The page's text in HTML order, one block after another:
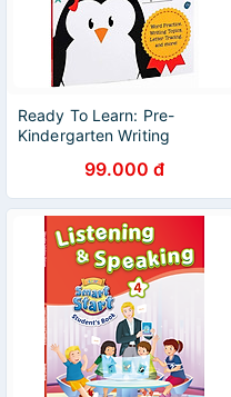
Ready To Learn: Pre-
Kindergarten Writing
99.000 đ